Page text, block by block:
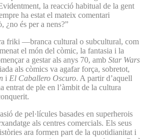
la reacció habitual de la gent
ha estat el mateix comentari
¿no és per a nens?”
friki —branca cultural o subcultural, com
el món del còmic, la fantasia i la
a gestar als anys 70, amb Star Wars
als còmics va agafar força, sobretot,
i El Caballero Oscuro. A partir d’aquell
entrat de ple en l’àmbit de la cultura
de pel·lícules basades en superherois
als centres comercials. Els seus
ara formen part de la quotidianitat i